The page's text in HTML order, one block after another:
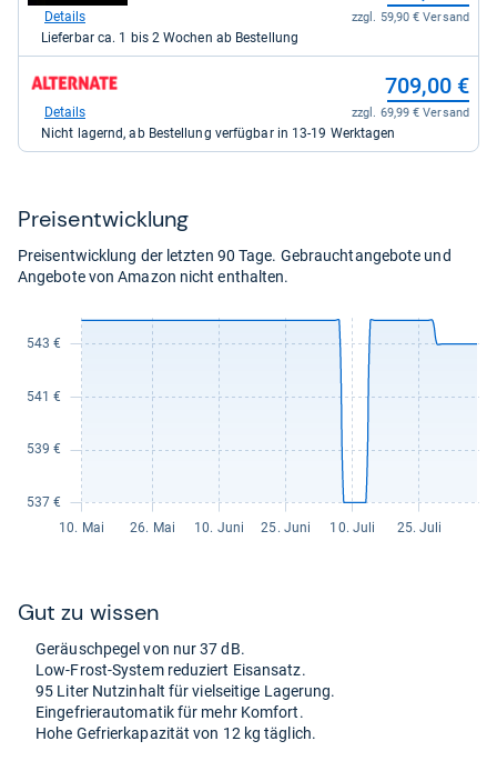
moebelplus.de
kaufen.
zzgl. 59,90 € Versand
Details
Lieferbar ca. 1 bis 2 Wochen ab Bestellung
zum
Shop:
Alternate
709,00 €
zzgl. 69,99 € Versand
Details
Nicht lagernd, ab Bestellung verfügbar in 13-19 Werktagen
Preis­ent­wick­lung
Preisentwicklung der letzten 90 Tage. Gebrauchtangebote und
Angebote von Amazon nicht enthalten.
Gut zu wis­sen
Geräusch­pe­gel von nur 37 dB.
Low-​Frost-​Sys­tem redu­ziert Eis­an­satz.
95 Liter Nut­zin­halt für viel­sei­tige Lage­rung.
Ein­ge­frier­au­to­ma­tik für mehr Kom­fort.
Hohe Gefrier­ka­pa­zi­tät von 12 kg täg­lich.